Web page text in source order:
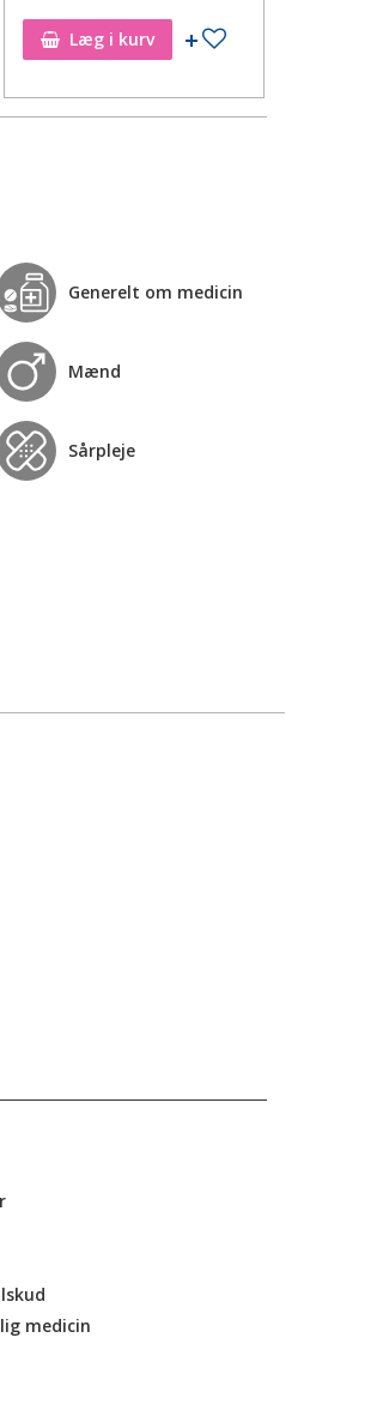
ønskeseddelLæg i kurv Tilføj til ønskeseddel
Generelt om medicin
Mænd
Sårpleje
medicin